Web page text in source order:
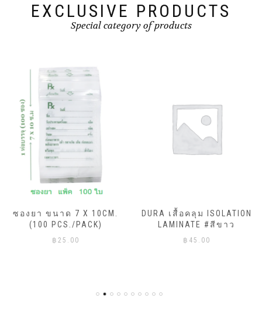
EXCLUSIVE PRODUCTS
Special category of products
ซองยา ขนาด 7 X 10CM.
(100 PCS./PACK)
฿ 25.00
DURA เสื้อคลุม ISOLATION
LAMINATE #สีขาว
฿ 45.00